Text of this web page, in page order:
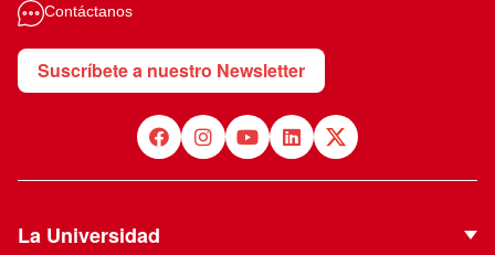
Contáctanos
Suscríbete a nuestro Newsletter
La Universidad